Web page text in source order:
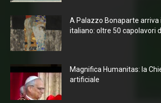
A Palazzo Bonaparte arriva
italiano: oltre 50 capolavori
Magnifica Humanitas: la
artificiale